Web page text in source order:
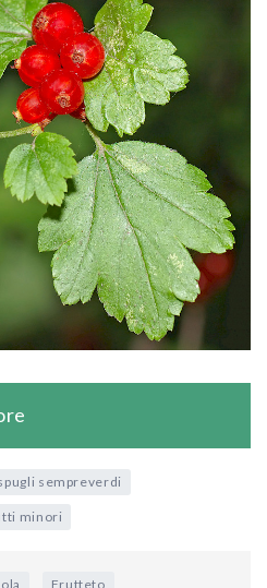
sempreverdi
minori
Frutteto